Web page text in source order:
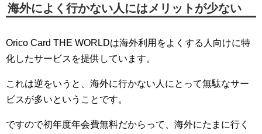
海外によく行かない人にはメリットが少ない
Orico Card THE WORLDは海外利用をよくする人向けに特
化したサービスを提供しています。
これは逆をいうと、海外に行かない人にとって無駄なサー
ビスが多いということです。
ですので初年度年会費無料だからって、海外にたまに行く